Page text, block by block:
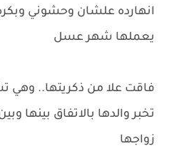
انهارده علشان وحشوني
يعملها شهر عسل
فاقت علا من ذكريتها.. وهي
تخبر والدها بالاتفاق بينها
زواجها